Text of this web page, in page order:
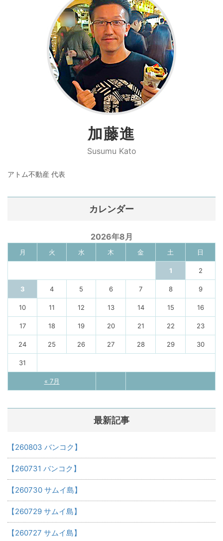
加藤進
Susumu Kato
アトム不動産 代表
カレンダー
2026年8月
月 火 水 木 金 土 日
« 7月
1 2
3 4 5 6 7 8 9
10 11 12 13 14 15 16
17 18 19 20 21 22 23
24 25 26 27 28 29 30
31
最新記事
【260803 バンコク】
【260731 バンコク】
【260730 サムイ島】
【260729 サムイ島】
【260727 サムイ島】